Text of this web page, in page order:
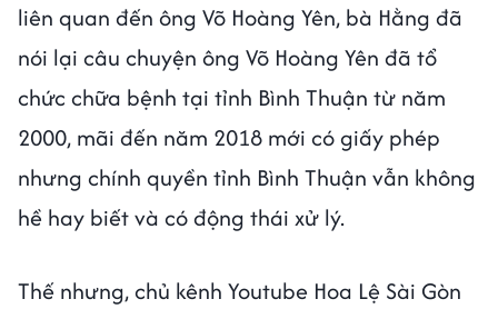
liên quan đến ông Võ Hoàng Yên, bà Hằng đã
nói lại câu chuyện ông Võ Hoàng Yên đã tổ
chức chữa bệnh tại tỉnh Bình Thuận từ năm
2000, mãi đến năm 2018 mới có giấy phép
nhưng chính quyền tỉnh Bình Thuận vẫn không
hề hay biết và có động thái xử lý.
Thế nhưng, chủ kênh Youtube Hoa Lệ Sài Gòn